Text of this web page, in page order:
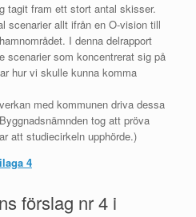
tagit fram ett stort antal skisser.
scenarier allt ifrån en O-vision till
I denna delrapport
scenarier som koncentrerat sig på
hur vi skulle kunna komma
med kommunen driva dessa
tog att pröva
att studiecirkeln upphörde.)
4
förslag nr 4 i